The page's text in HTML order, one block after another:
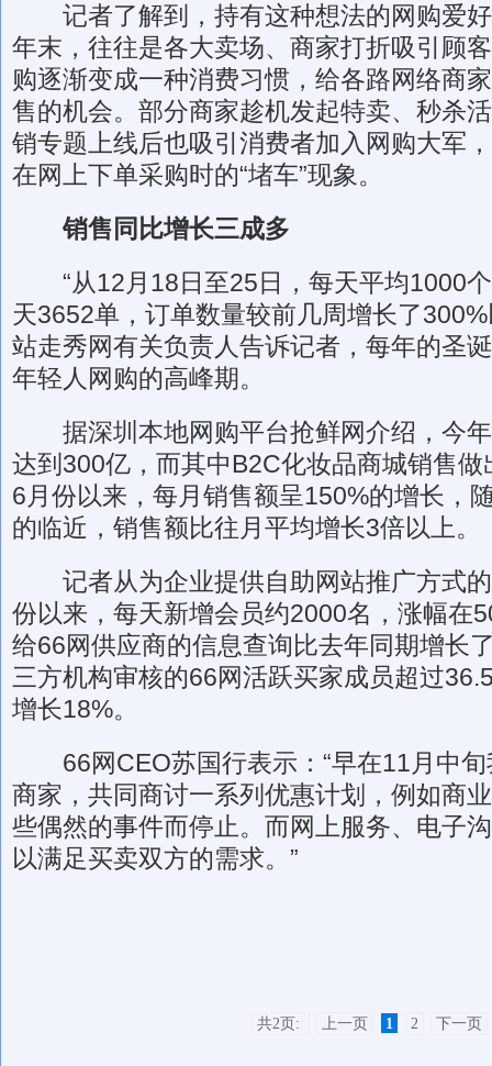
记者了解到，持有这种想法的网购爱好
年末，往往是各大卖场、商家打折吸引顾
购逐渐变成一种消费习惯，给各路网络商
售的机会。部分商家趁机发起特卖、秒杀
销专题上线后也吸引消费者加入网购大军
在网上下单采购时的“堵车”现象。
销售同比增长三成多
“从12月18日至25日，每天平均1000个
天3652单，订单数量较前几周增长了
站走秀网有关负责人告诉记者，每年的圣
年轻人网购的高峰期。
据深圳本地网购平台抢鲜网介绍，今年
达到300亿，而其中B2C化妆品商城销售
6月份以来，每月销售额呈150%的增长，
的临近，销售额比往月平均增长3倍以上。
记者从为企业提供自助网站推广方式的
份以来，每天新增会员约2000名，涨幅在
给66网供应商的信息查询比去年同期增长
三方机构审核的66网活跃买家成员超过
增长18%。
66网CEO苏国行表示：“早在11月中旬
商家，共同商讨一系列优惠计划，例如商
些偶然的事件而停止。而网上服务、电子
以满足买卖双方的需求。”
共2页: 上一页 1 2 下一页